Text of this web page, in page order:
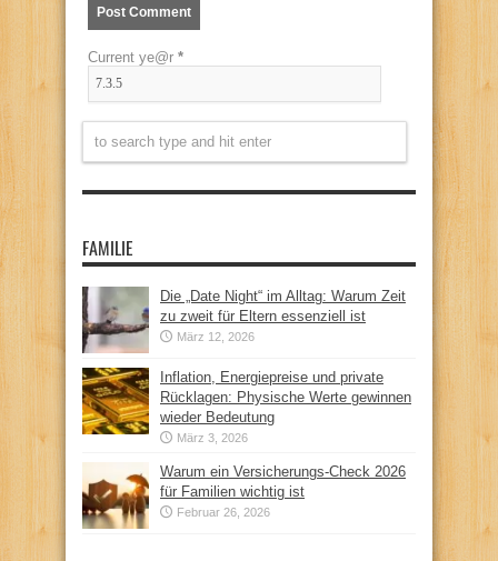
Current ye@r *
FAMILIE
Die „Date Night“ im Alltag: Warum Zeit
zu zweit für Eltern essenziell ist
März 12, 2026
Inflation, Energiepreise und private
Rücklagen: Physische Werte gewinnen
wieder Bedeutung
März 3, 2026
Warum ein Versicherungs-Check 2026
für Familien wichtig ist
Februar 26, 2026